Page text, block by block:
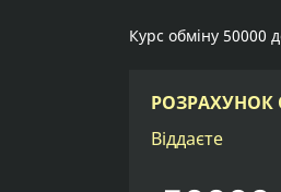
Курс обміну 50000
РОЗРАХУНОК
Віддаєте